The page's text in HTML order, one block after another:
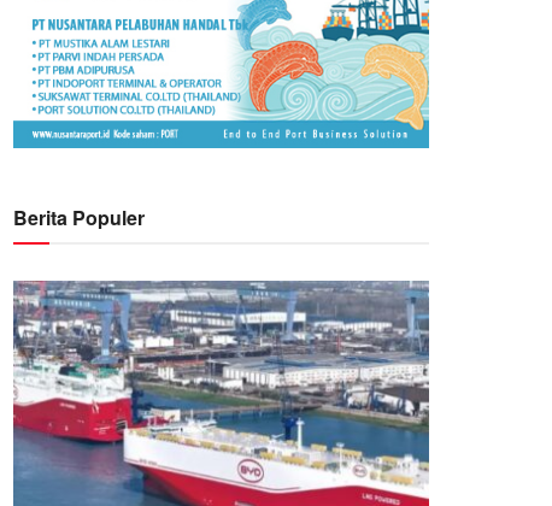
Berita Populer